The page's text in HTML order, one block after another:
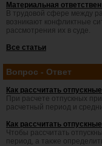
Материальная
В трудовой сфере между
возникают конфликтные
рассмотрения их в суде.
Все статьи
Вопрос - Ответ
Как рассчитать
При расчете отпускных
расчетный период и
Как рассчитать
Чтобы рассчитать
период, а также